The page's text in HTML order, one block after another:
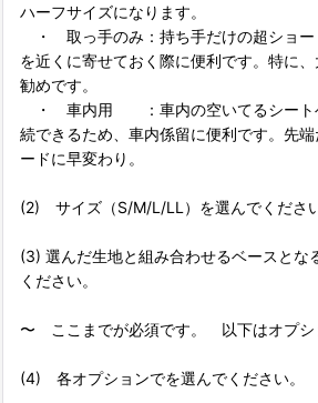
ハーフサイズになります。
・ 取っ手のみ：持ち手だけの超ショー
を近くに寄せておく際に便利です。特に
勧めです。
・ 車内用 ：車内の空いてるシート
続できるため、車内係留に便利です。先
ードに早変わり。
(2) サイズ（S/M/L/LL）を選んでください
(3) 選んだ生地と組み合わせるベースとな
ください。
〜 ここまでが必須です。 以下はオプ
(4) 各オプションでを選んでください。